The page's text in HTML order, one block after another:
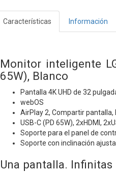
Características Información
Monitor inteligente
65W), Blanco
Pantalla 4K UHD de 32
webOS
AirPlay 2, Compartir pantalla,
USB-C (PD 65W), 2xHDMI,
Soporte para el panel de
Soporte con inclinación
Una pantalla.